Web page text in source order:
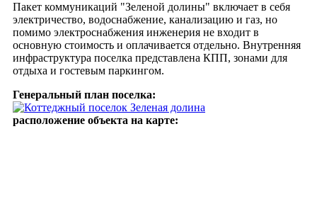
Пакет коммуникаций "Зеленой долины" включает в себя
электричество, водоснабжение, канализацию и газ, но
помимо электроснабжения инженерия не входит в
основную стоимость и оплачивается отдельно. Внутренняя
инфраструктура поселка представлена КПП, зонами для
отдыха и гостевым паркингом.
Генеральный план поселка:
расположение объекта на карте: